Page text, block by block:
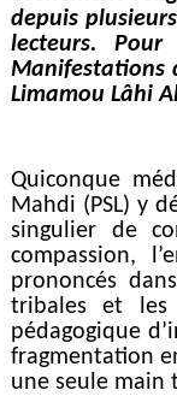
depuis
lecteurs.
Manifestations
Limamou Lâhi
Quiconque
Mahdi (PSL) y
singulier de
compassion,
prononcés
tribales et les
pédagogique
fragmentation
une seule main